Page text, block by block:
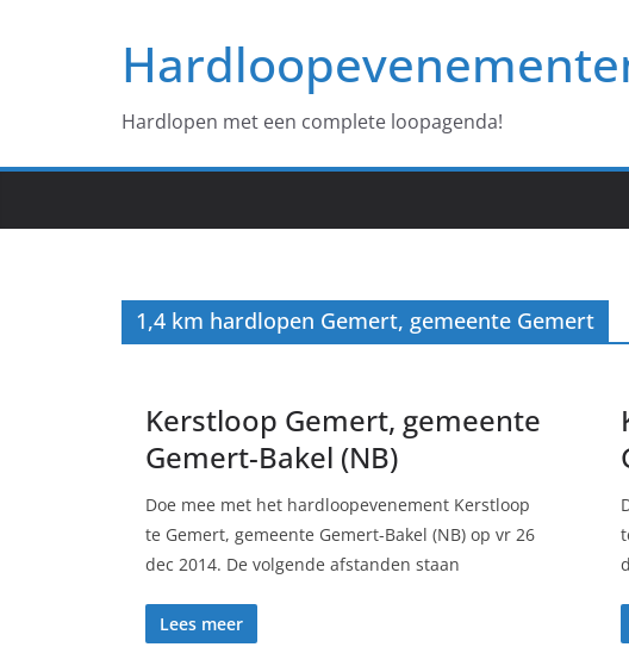
Hardlopen met een complete loopagenda!
1,4 km hardlopen Gemert, gemeente Gemert
Kerstloop Gemert, gemeente
Gemert-Bakel (NB)
Doe mee met het hardloopevenement Kerstloop
te Gemert, gemeente Gemert-Bakel (NB) op vr 26
dec 2014. De volgende afstanden staan
Lees meer